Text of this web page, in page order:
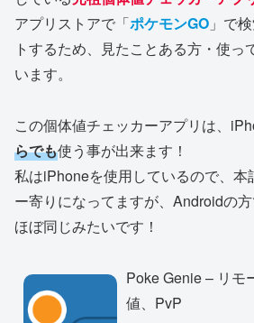
アプリストアで「ポケモンGO 」で
トするため、見たことある方・使っ
います。
この個体値チェッカーアプリは、
らでも使う事が出来ます！
私はiPhoneを使用しているので、
ー寄りになってますが、Androidの
ほぼ同じみたいです！
Poke Genie – リモ
値、PvP